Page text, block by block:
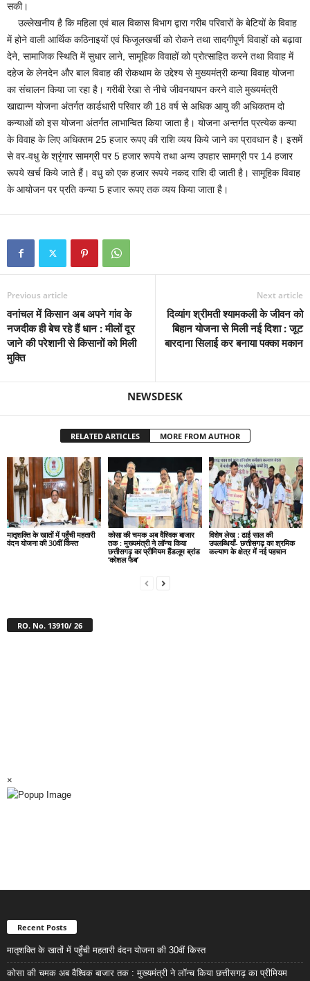
सकी।
उल्लेखनीय है कि महिला एवं बाल विकास विभाग द्वारा गरीब परिवारों के बेटियों के विवाह
में होने वाली आर्थिक कठिनाइयों एवं फिजूलखर्ची को रोकने तथा सादगीपूर्ण विवाहों को बढ़ावा
देने, सामाजिक स्थिति में सुधार लाने, सामूहिक विवाहों को प्रोत्साहित करने तथा विवाह में
दहेज के लेनदेन और बाल विवाह की रोकथाम के उद्देश्य से मुख्यमंत्री कन्या विवाह योजना
का संचालन किया जा रहा है। गरीबी रेखा से नीचे जीवनयापन करने वाले मुख्यमंत्री
खाद्यान्न योजना अंतर्गत कार्डधारी परिवार की 18 वर्ष से अधिक आयु की अधिकतम दो
कन्याओं को इस योजना अंतर्गत लाभान्वित किया जाता है। योजना अन्तर्गत प्रत्येक कन्या
के विवाह के लिए अधिक्तम 25 हजार रूपए की राशि व्यय किये जाने का प्रावधान है। इसमें
से वर-वधु के श्रृंगार सामग्री पर 5 हजार रूपये तथा अन्य उपहार सामग्री पर 14 हजार
रूपये खर्च किये जाते हैं। वधु को एक हजार रूपये नकद राशि दी जाती है। सामूहिक विवाह
के आयोजन पर प्रति कन्या 5 हजार रूपए तक व्यय किया जाता है।
Previous article
वनांचल में किसान अब अपने गांव के
नजदीक ही बेच रहे हैं धान : मीलों दूर
जाने की परेशानी से किसानों को मिली
मुक्ति
Next article
दिव्यांग श्रीमती श्यामकली के जीवन को
बिहान योजना से मिली नई दिशा : जूट
बारदाना सिलाई कर बनाया पक्का मकान
NEWSDESK
RELATED ARTICLES MORE FROM AUTHOR
मातृशक्ति के खातों में पहुँची महतारी
वंदन योजना की 30वीं किस्त
कोसा की चमक अब वैश्विक बाजार
तक : मुख्यमंत्री ने लॉन्च किया
छत्तीसगढ़ का प्रीमियम हैंडलूम ब्रांड
‘कोशल फैब’
विशेष लेख : ढाई साल की
उपलब्धियाँ- छत्तीसगढ़ का श्रमिक
कल्याण के क्षेत्र में नई पहचान
RO. No. 13910/ 26
×
Recent Posts
मातृशक्ति के खातों में पहुँची महतारी वंदन योजना की 30वीं किस्त
कोसा की चमक अब वैश्विक बाजार तक : मुख्यमंत्री ने लॉन्च किया छत्तीसगढ़ का प्रीमियम